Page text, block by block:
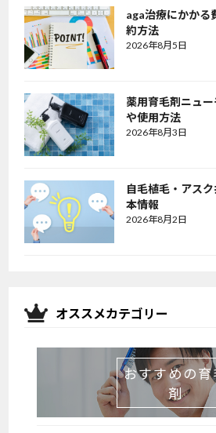
aga治療にかかる
約方法
2026年8月5日
薬用育毛剤ニュ
や使用方法
2026年8月3日
自毛植毛・アス
本情報
2026年8月2日
オススメカテゴリー
おすすめの育
剤